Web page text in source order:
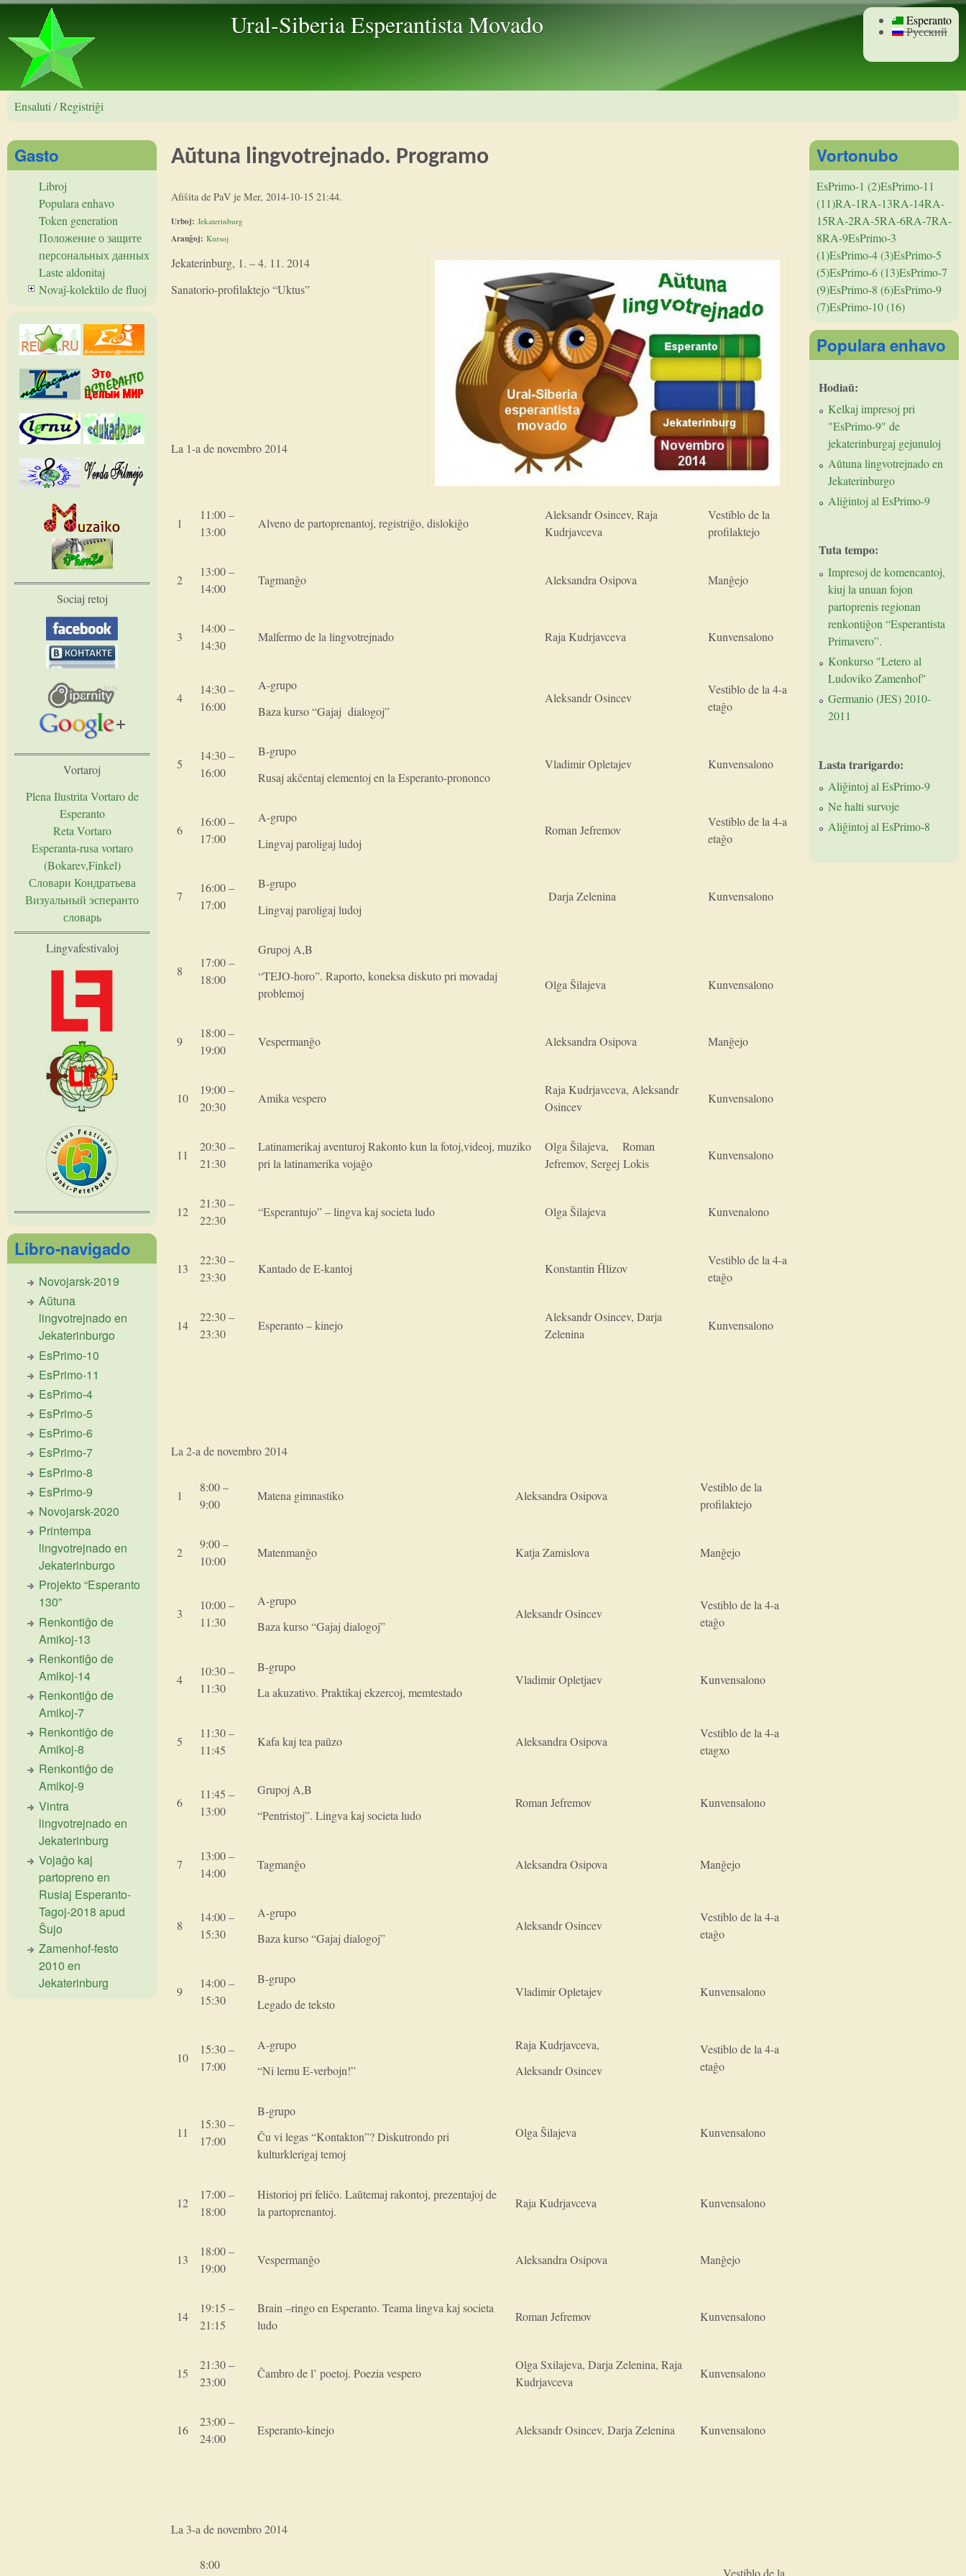
Ural-Siberia Esperantista Movado Esperanto
Русский
Ensaluti / Registriĝi
Aŭtuna lingvotrejnado. Programo
Afiŝita dePaV jeMer, 2014-10-15 21:44.
Urboj:Jekaterinburg
Aranĝoj:Kursoj
Jekaterinburg, 1. – 4. 11. 2014
Sanatorio-profilaktejo “Uktus”
La 1-a de novembro 2014
1
11:00 –
13:00
Alveno de partoprenantoj, registriĝo, dislokiĝo
Aleksandr Osincev, Raja
Kudrjavceva
Vestiblo de la
profilaktejo
2
13:00 –
14:00
Tagmanĝo Aleksandra Osipova Manĝejo
3
14:00 –
14:30
Malfermo de la lingvotrejnado Raja Kudrjavceva Kunvensalono
4
14:30 –
16:00
A-grupo
Baza kurso “Gajaj dialogoj”
Aleksandr Osincev
Vestiblo de la 4-a
etaĝo
5
14:30 –
16:00
B-grupo
Rusaj akĉentaj elementoj en la Esperanto-prononco
Vladimir Opletajev Kunvensalono
6
16:00 –
17:00
A-grupo
Lingvaj paroligaj ludoj
Roman Jefremov
Vestiblo de la 4-a
etaĝo
7
16:00 –
17:00
B-grupo
Lingvaj paroligaj ludoj
Darja Zelenina Kunvensalono
8
17:00 –
18:00
Grupoj A,B
“TEJO-horo”. Raporto, koneksa diskuto pri movadaj
problemoj
Olga Ŝilajeva Kunvensalono
9
18:00 –
19:00
Vespermanĝo Aleksandra Osipova Manĝejo
10
19:00 –
20:30
Amika vespero
Raja Kudrjavceva, Aleksandr
Osincev
Kunvensalono
11
20:30 –
21:30
Latinamerikaj aventuroj Rakonto kun la fotoj,videoj, muziko
pri la latinamerika vojaĝo
Olga Ŝilajeva, Roman
Jefremov, Sergej Lokis
Kunvensalono
12
21:30 –
22:30
“Esperantujo” – lingva kaj societa ludo Olga Ŝilajeva Kunvenalono
13
22:30 –
23:30
Kantado de E-kantoj Konstantin Ĥlizov
Vestiblo de la 4-a
etaĝo
14
22:30 –
23:30
Esperanto – kinejo
Aleksandr Osincev, Darja
Zelenina
Kunvensalono
La 2-a de novembro 2014
1
8:00 –
9:00
Matena gimnastiko Aleksandra Osipova
Vestiblo de la
profilaktejo
2
9:00 –
10:00
Matenmanĝo Katja Zamislova Manĝejo
3
10:00 –
11:30
A-grupo
Baza kurso “Gajaj dialogoj”
Aleksandr Osincev
Vestiblo de la 4-a
etaĝo
4
10:30 –
11:30
B-grupo
La akuzativo. Praktikaj ekzercoj, memtestado
Vladimir Opletjaev Kunvensalono
5
11:30 –
11:45
Kafa kaj tea paŭzo Aleksandra Osipova
Vestiblo de la 4-a
etagxo
6
11:45 –
13:00
Grupoj A,B
“Pentristoj”. Lingva kaj societa ludo
Roman Jefremov Kunvensalono
7
13:00 –
14:00
Tagmanĝo Aleksandra Osipova Manĝejo
8
14:00 –
15:30
A-grupo
Baza kurso “Gajaj dialogoj”
Aleksandr Osincev
Vestiblo de la 4-a
etaĝo
9
14:00 –
15:30
B-grupo
Legado de teksto
Vladimir Opletajev Kunvensalono
10
15:30 –
17:00
A-grupo
“Ni lernu E-verbojn!”
Raja Kudrjavceva,
Aleksandr Osincev
Vestiblo de la 4-a
etaĝo
11
15:30 –
17:00
B-grupo
Ĉu vi legas “Kontakton”? Diskutrondo pri
kulturklerigaj temoj
Olga Ŝilajeva Kunvensalono
12
17:00 –
18:00
Historioj pri feliĉo. Laŭtemaj rakontoj, prezentaĵoj de
la partoprenantoj.
Raja Kudrjavceva Kunvensalono
13
18:00 –
19:00
Vespermanĝo Aleksandra Osipova Manĝejo
14
19:15 –
21:15
Brain –ringo en Esperanto. Teama lingva kaj societa
ludo
Roman Jefremov Kunvensalono
15
21:30 –
23:00
Ĉambro de l’ poetoj. Poezia vespero
Olga Sxilajeva, Darja Zelenina, Raja
Kudrjavceva
Kunvensalono
16
23:00 –
24:00
Esperanto-kinejo Aleksandr Osincev, Darja Zelenina Kunvensalono
La 3-a de novembro 2014
8:00
Vestiblo de la
Gasto
Libroj
Populara enhavo
Token generation
Положение о защите
персональных данных
Laste aldonitaj
Novaĵ-kolektilo de fluoj
Sociaj retoj
Vortaroj
Plena Ilustrita Vortaro de
Esperanto
Reta Vortaro
Esperanta-rusa vortaro
(Bokarev,Finkel)
Словари Кондратьева
Визуальный эсперанто
словарь
Lingvafestivaloj
Libro-navigado
Novojarsk-2019
Aŭtuna
lingvotrejnado en
Jekaterinburgo
EsPrimo-10
EsPrimo-11
EsPrimo-4
EsPrimo-5
EsPrimo-6
EsPrimo-7
EsPrimo-8
EsPrimo-9
Novojarsk-2020
Printempa
lingvotrejnado en
Jekaterinburgo
Projekto “Esperanto
130”
Renkontiĝo de
Amikoj-13
Renkontiĝo de
Amikoj-14
Renkontiĝo de
Amikoj-7
Renkontiĝo de
Amikoj-8
Renkontiĝo de
Amikoj-9
Vintra
lingvotrejnado en
Jekaterinburg
Vojaĝo kaj
partopreno en
Rusiaj Esperanto-
Tagoj-2018 apud
Ŝujo
Zamenhof-festo
2010 en
Jekaterinburg
Vortonubo
EsPrimo-1 (2)EsPrimo-11
(11)RA-1RA-13RA-14RA-
15RA-2RA-5RA-6RA-7RA-
8RA-9EsPrimo-3
(1)EsPrimo-4 (3)EsPrimo-5
(5)EsPrimo-6 (13)EsPrimo-7
(9)EsPrimo-8 (6)EsPrimo-9
(7)EsPrimo-10 (16)
Populara enhavo
Hodiaŭ:
Kelkaj impresoj pri
"EsPrimo-9" de
jekaterinburgaj gejunuloj
Aŭtuna lingvotrejnado en
Jekaterinburgo
Aliĝintoj al EsPrimo-9
Tuta tempo:
Impresoj de komencantoj,
kiuj la unuan fojon
partoprenis regionan
renkontiĝon “Esperantista
Primavero”.
Konkurso "Letero al
Ludoviko Zamenhof"
Germanio (JES) 2010-
2011
Lasta trarigardo:
Aliĝintoj al EsPrimo-9
Ne halti survoje
Aliĝintoj al EsPrimo-8